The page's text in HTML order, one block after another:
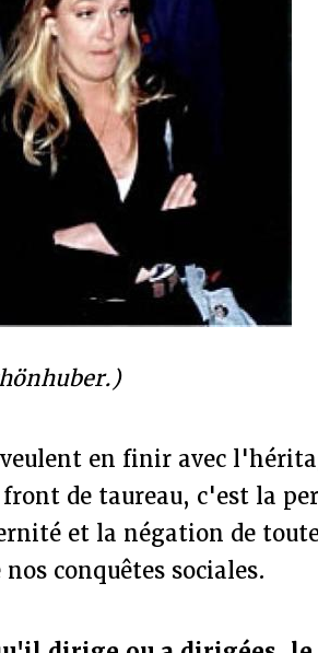
en finir avec
de taureau, c'est la
et la négation de
conquêtes sociales.